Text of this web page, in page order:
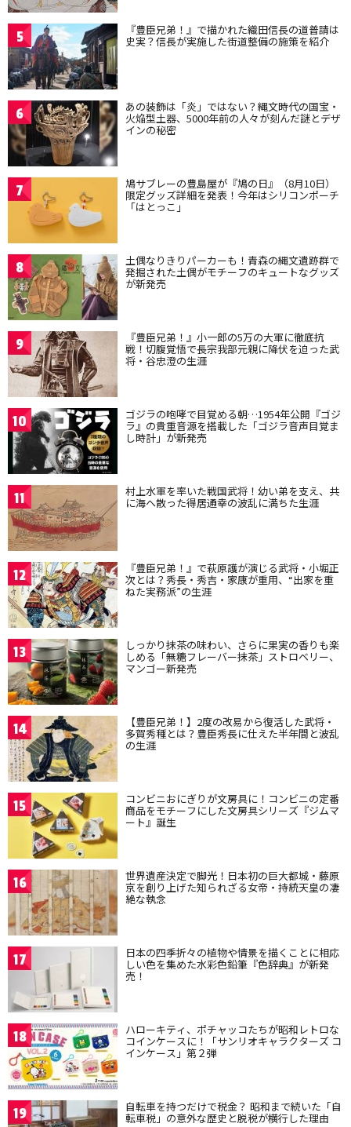
5 『豊臣兄弟！』で描かれた織田信長の道普請は
史実？信長が実施した街道整備の施策を紹介
6 あの装飾は「炎」ではない？縄文時代の国宝・
火焔型土器、5000年前の人々が刻んだ謎とデザ
インの秘密
7 鳩サブレーの豊島屋が『鳩の日』（8月10日）
限定グッズ詳細を発表！今年はシリコンポーチ
「はとっこ」
8 土偶なりきりパーカーも！青森の縄文遺跡群で
発掘された土偶がモチーフのキュートなグッズ
が新発売
9 『豊臣兄弟！』小一郎の5万の大軍に徹底抗
戦！切腹覚悟で長宗我部元親に降伏を迫った武
将・谷忠澄の生涯
10 ゴジラの咆哮で目覚める朝…1954年公開『ゴジ
ラ』の貴重音源を搭載した「ゴジラ音声目覚ま
し時計」が新発売
11 村上水軍を率いた戦国武将！幼い弟を支え、共
に海へ散った得居通幸の波乱に満ちた生涯
12 『豊臣兄弟！』で萩原護が演じる武将・小堀正
次とは？秀長・秀吉・家康が重用、“出家を重
ねた実務派”の生涯
13 しっかり抹茶の味わい、さらに果実の香りも楽
しめる「無糖フレーバー抹茶」ストロベリー、
マンゴー新発売
14 【豊臣兄弟！】2度の改易から復活した武将・
多賀秀種とは？豊臣秀長に仕えた半年間と波乱
の生涯
15 コンビニおにぎりが文房具に！コンビニの定番
商品をモチーフにした文房具シリーズ『ジムマ
ート』誕生
16 世界遺産決定で脚光！日本初の巨大都城・藤原
京を創り上げた知られざる女帝・持統天皇の凄
絶な執念
17 日本の四季折々の植物や情景を描くことに相応
しい色を集めた水彩色鉛筆『色辞典』が新発
売！
18 ハローキティ、ポチャッコたちが昭和レトロな
コインケースに！「サンリオキャラクターズ コ
インケース」第２弾
19 自転車を持つだけで税金？ 昭和まで続いた「自
転車税」の意外な歴史と脱税が横行した理由